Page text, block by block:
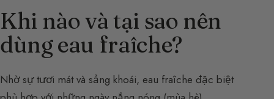
Khi nào và tại sao nên
dùng eau fraîche?
Nhờ sự tươi mát và sảng khoái, eau fraîche đặc biệt